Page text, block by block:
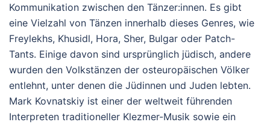
Kommunikation zwischen den Tänzer:innen. Es gibt
eine Vielzahl von Tänzen innerhalb dieses Genres, wie
Freylekhs, Khusidl, Hora, Sher, Bulgar oder Patch-
Tants. Einige davon sind ursprünglich jüdisch, andere
wurden den Volkstänzen der osteuropäischen Völker
entlehnt, unter denen die Jüdinnen und Juden lebten.
Mark Kovnatskiy ist einer der weltweit führenden
Interpreten traditioneller Klezmer-Musik sowie ein